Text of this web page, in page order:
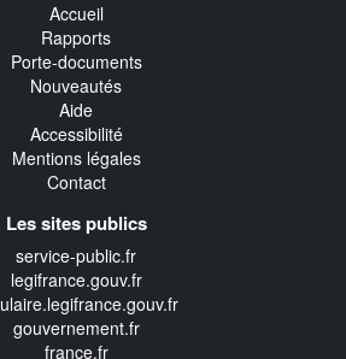
Accueil
Rapports
Porte-documents
Nouveautés
Aide
Accessibilité
Mentions légales
Contact
Les sites publics
service-public.fr
legifrance.gouv.fr
gouvernement.fr
france.fr